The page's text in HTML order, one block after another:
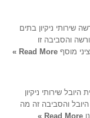
שירותי ניקיון בתים
והסביבה זו
Read More »
שירותי ניקיון
והסביבה זה מה
Read More »